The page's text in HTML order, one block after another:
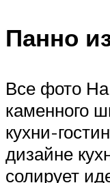
Панно
Все фото
каменного
кухни-
дизайне
солирует